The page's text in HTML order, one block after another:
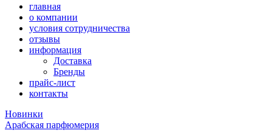
главная
о компании
условия сотрудничества
отзывы
информация
Доставка
Бренды
прайс-лист
контакты
Новинки
Арабская парфюмерия